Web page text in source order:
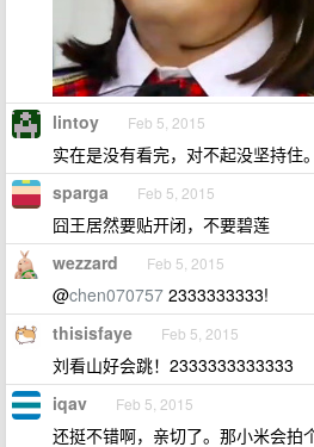
lintoy Feb 5, 2015
实在是没有看完，对不起没坚持住。
sparga Feb 5, 2015
囧王居然要贴开闭，不要碧莲
wezzard Feb 5, 2015
@chen070757 2333333333!
thisisfaye Feb 5, 2015
刘看山好会跳！2333333333333
iqav Feb 5, 2015
还挺不错啊，亲切了。那小米会拍